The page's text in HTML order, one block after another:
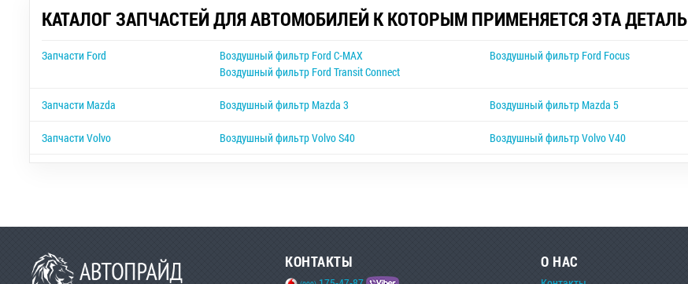
КАТАЛОГ ЗАПЧАСТЕЙ ДЛЯ АВТОМОБИЛЕЙ К КОТОРЫМ ПРИМЕНЯЕТСЯ ЭТА ДЕТАЛЬ
Запчасти Ford Воздушный фильтр Ford C-MAX Воздушный фильтр Ford Focus
Воздушный фильтр Ford Transit Connect
Запчасти Mazda Воздушный фильтр Mazda 3 Воздушный фильтр Mazda 5
Запчасти Volvo Воздушный фильтр Volvo S40 Воздушный фильтр Volvo V40
КОНТАКТЫ О НАС